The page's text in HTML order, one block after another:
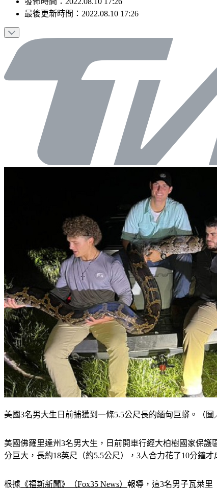
最後更新時間： 2022.08.10 17:26
美國3名男大生日前捕獲到一條5.5公尺長的緬甸巨蟒。（圖
美國佛羅里達州3名男大生，日前開車行經大柏樹國家保護
分巨大，長約18英尺（約5.5公尺），3人合力花了10分鐘才
根據 《福斯新聞》（Fox35 News） 報導，這3名男子瓦萊里